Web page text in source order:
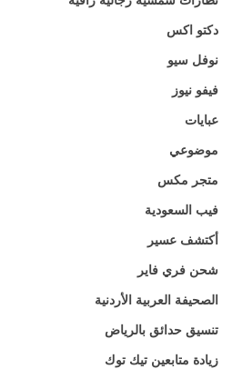
دكتو اكس
نوفل سيو
فيفو نيوز
عبايات
موضوعي
متجر مكس
فيب السعودية
أكتشف عسير
شحن فري فاير
الصحيفة العربية الأردنية
تنسيق حدائق بالرياض
زيادة متابعين تيك توك